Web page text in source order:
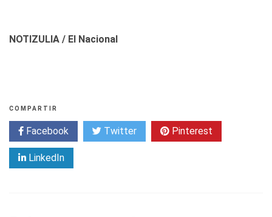
NOTIZULIA / El Nacional
COMPARTIR
Facebook Twitter Pinterest
LinkedIn